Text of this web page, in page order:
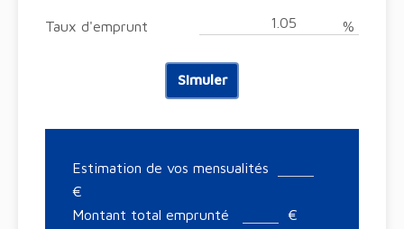
Taux d'emprunt %
Simuler
Estimation de vos mensualités
€
Montant total emprunté
€